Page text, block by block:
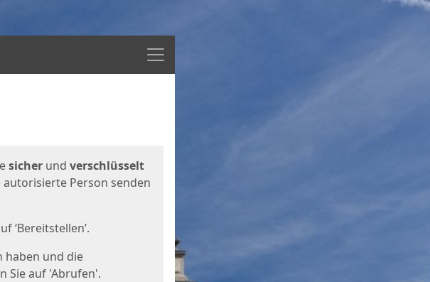
Menü
sicher und verschlüsselt
Person senden
‘Bereitstellen’.
haben und die
Sie auf 'Abrufen'.